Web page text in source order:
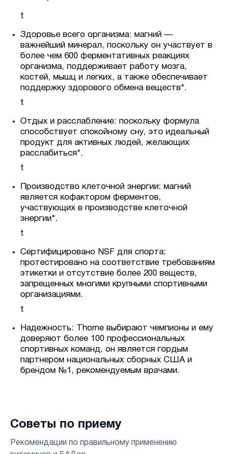
t
Здоровье всего организма: магний —
важнейший минерал, поскольку он участвует в
более чем 600 ферментативных реакциях
организма, поддерживает работу мозга,
костей, мышц и легких, а также обеспечивает
поддержку здорового обмена веществ*.
t
Отдых и расслабление: поскольку формула
способствует спокойному сну, это идеальный
продукт для активных людей, желающих
расслабиться*.
t
Производство клеточной энергии: магний
является кофактором ферментов,
участвующих в производстве клеточной
энергии*.
t
Сертифицировано NSF для спорта:
протестировано на соответствие требованиям
этикетки и отсутствие более 200 веществ,
запрещенных многими крупными спортивными
организациями.
t
Надежность: Thorne выбирают чемпионы и ему
доверяют более 100 профессиональных
спортивных команд, он является гордым
партнером национальных сборных США и
брендом №1, рекомендуемым врачами.
Советы по приему
Рекомендации по правильному применению